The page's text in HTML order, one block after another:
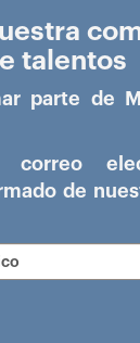
talentos
parte de
correo
de